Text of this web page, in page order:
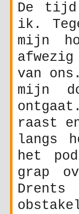
De tijd
ik.
mijn
van
mijn
raast
langs
het
grap
Drents